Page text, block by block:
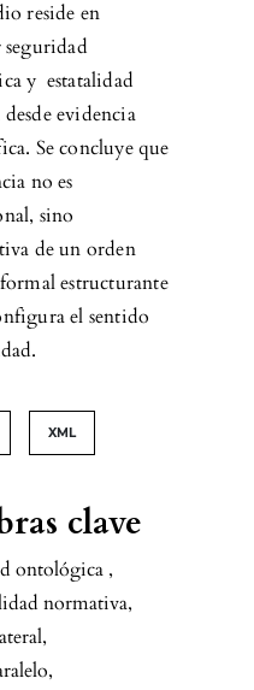
clave
ontológica ,
normativa,
,
,
reside en
y estatalidad
evidencia
Se concluye que
no es
sino
de un orden
estructurante
el sentido
XML